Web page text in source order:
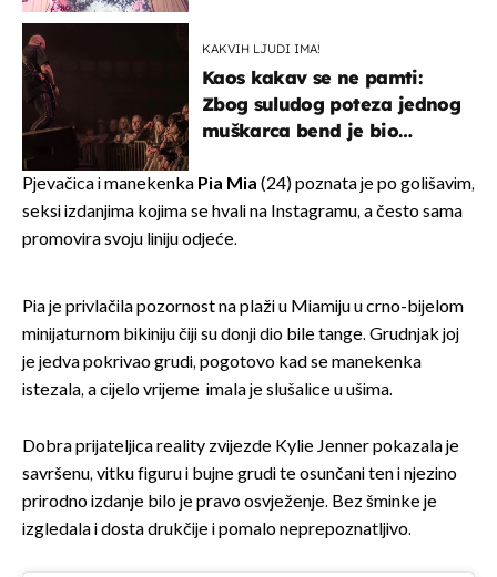
KAKVIH LJUDI IMA!
Kaos kakav se ne pamti:
Zbog suludog poteza jednog
muškarca bend je bio
Pjevačica i manekenka Pia Mia (24) poznata je po golišavim,
seksi izdanjima kojima se hvali na Instagramu, a često sama
promovira svoju liniju odjeće.
Pia je privlačila pozornost na plaži u Miamiju u crno-bijelom
minijaturnom bikiniju čiji su donji dio bile tange. Grudnjak joj
je jedva pokrivao grudi, pogotovo kad se manekenka
istezala, a cijelo vrijeme imala je slušalice u ušima.
Dobra prijateljica reality zvijezde Kylie Jenner pokazala je
savršenu, vitku figuru i bujne grudi te osunčani ten i njezino
prirodno izdanje bilo je pravo osvježenje. Bez šminke je
izgledala i dosta drukčije i pomalo neprepoznatljivo.